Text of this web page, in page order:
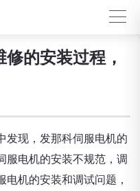
的安装过程，
发现，发那科伺服电机的
服电机的安装不规范，调
机的安装和调试问题，